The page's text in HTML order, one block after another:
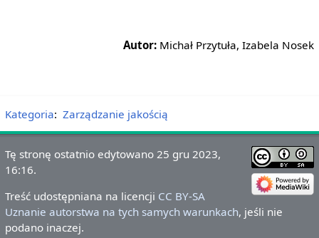
Autor: Michał Przytuła, Izabela Nosek
Kategoria: Zarządzanie jakością
Tę stronę ostatnio edytowano 25 gru 2023,
16:16.
Treść udostępniana na licencji CC BY-SA
Uznanie autorstwa na tych samych warunkach, jeśli nie
podano inaczej.